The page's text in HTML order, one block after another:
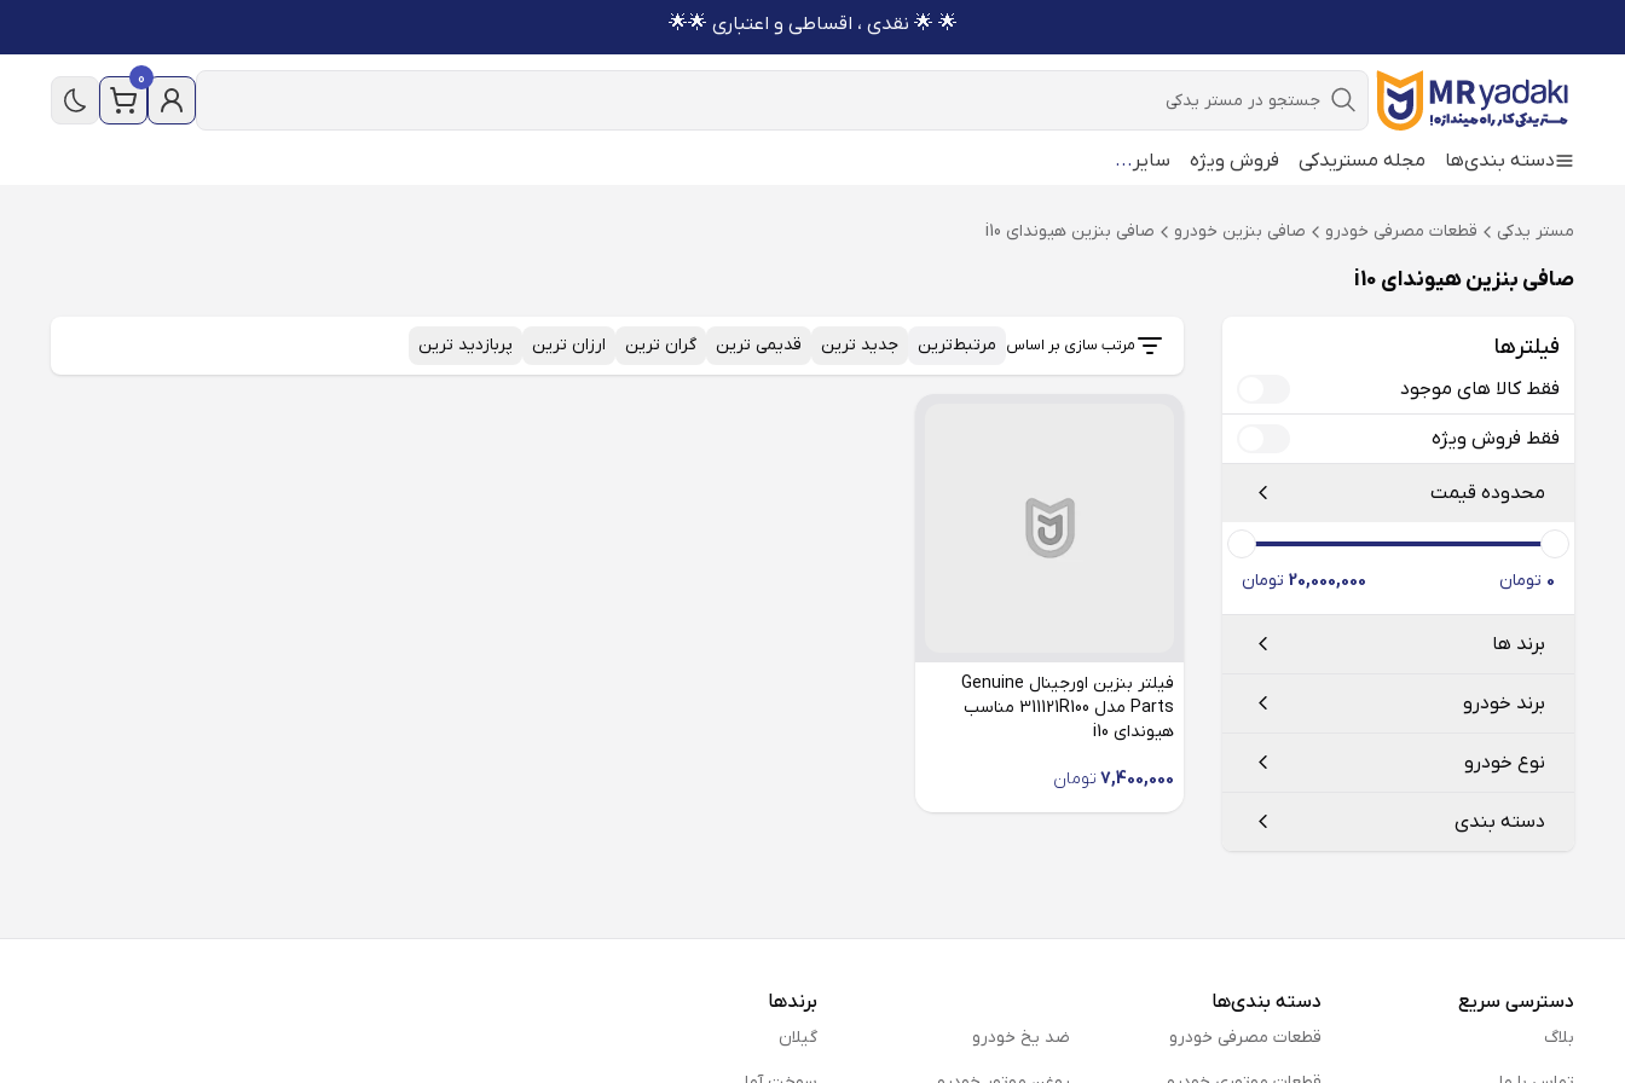
🌟 🌟 نقدی ، اقساطی و اعتباری 🌟🌟
جستجو
0
دسته بندی‌ها مجله مستریدکی فروش ویژه سایر ...
مستر یدکی قطعات مصرفی خودرو صافی بنزین خودرو صافی بنزین هیوندای i10
صافی بنزین هیوندای i10
فیلترها
فقط کالا های موجود
فقط فروش ویژه
محدوده قیمت
0 تومان 20,000,000 تومان
برند ها
هیوندای HYUNDAI
برند خودرو
نوع خودرو
دسته بندی
مرتب سازی بر اساس مرتبط‌ترین جدید ترین قدیمی ترین گران ترین ارزان ترین پربازدید ترین
فیلتر بنزین اورجینال Genuine
Parts مدل 311121R100 مناسب
هیوندای i10
7,400,000 تومان
دسترسی سریع
بلاگ
دسته بندی‌ها
قطعات مصرفی خودرو
ضد یخ خودرو
برندها
گیلان